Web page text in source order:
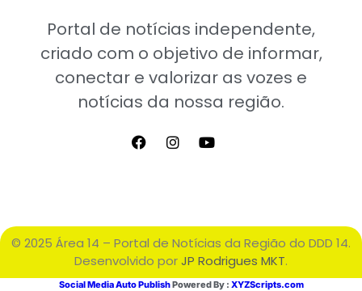
Portal de notícias independente,
criado com o objetivo de informar,
conectar e valorizar as vozes e
notícias da nossa região.
© 2025 Área 14 – Portal de Notícias da Região do DDD 14.
Desenvolvido porJP Rodrigues MKT.
Social Media Auto PublishPowered By : XYZScripts.com